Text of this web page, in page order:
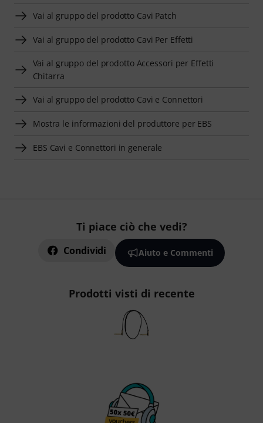
Vai al gruppo del prodotto Cavi Patch
Vai al gruppo del prodotto Cavi Per Effetti
Vai al gruppo del prodotto Accessori per Effetti
Chitarra
Vai al gruppo del prodotto Cavi e Connettori
Mostra le informazioni del produttore per EBS
EBS Cavi e Connettori in generale
Ti piace ciò che vedi?
Condividi Aiuto e Commenti
Prodotti visti di recente